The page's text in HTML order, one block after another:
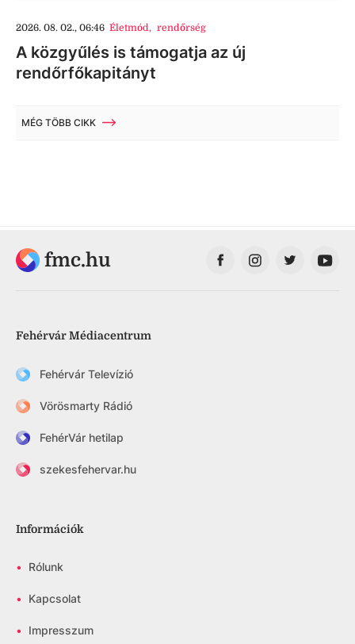
2026. 08. 02., 06:46 Életmód, rendőrség
A közgyűlés is támogatja az új
rendőrfőkapitányt
MÉG TÖBB CIKK
fmc.hu
Fehérvár Médiacentrum
Fehérvár Televízió
Vörösmarty Rádió
FehérVár hetilap
szekesfehervar.hu
Információk
• Rólunk
• Kapcsolat
• Impresszum